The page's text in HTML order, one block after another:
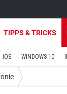
TIPPS & TRICKS
IOS WINDOWS 10